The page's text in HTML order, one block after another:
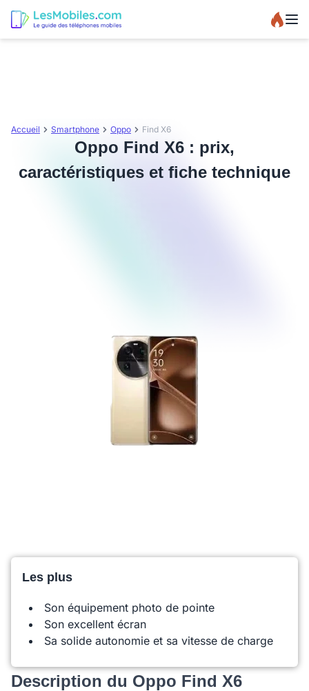
Accueil Smartphone Oppo Find X6
Oppo Find X6 : prix,
caractéristiques et fiche technique
Les plus
Son équipement photo de pointe
Son excellent écran
Sa solide autonomie et sa vitesse de charge
Description du Oppo Find X6